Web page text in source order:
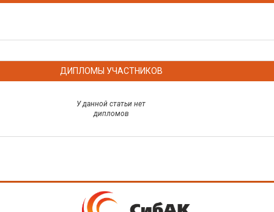
ДИПЛОМЫ УЧАСТНИКОВ
У данной статьи нет
дипломов